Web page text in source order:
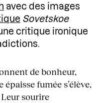
avec des images
Sovetskoe
critique ironique
de bonheur,
fumée s’élève,
sourire